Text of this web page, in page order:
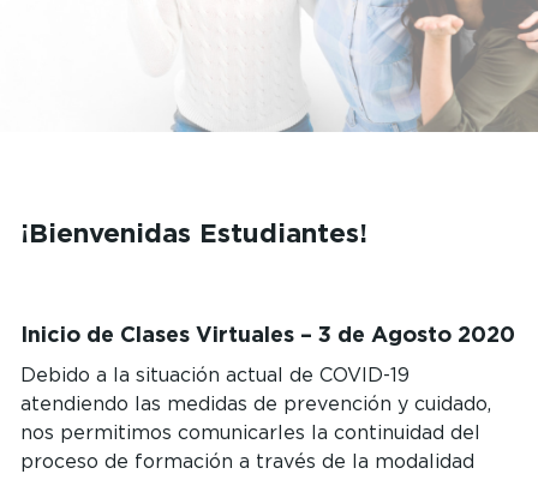
¡Bienvenidas Estudiantes!
Inicio de Clases Virtuales – 3 de Agosto 2020
Debido a la situación actual de COVID-19
atendiendo las medidas de prevención y cuidado,
nos permitimos comunicarles la continuidad del
proceso de formación a través de la modalidad